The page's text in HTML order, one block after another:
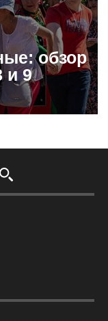
обзор
и 9